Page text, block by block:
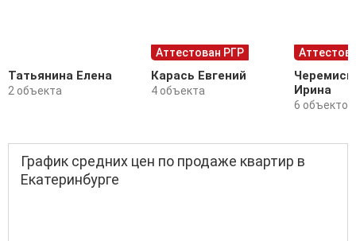
Татьянина Елена
2 объекта
Аттестован РГР
Карась Евгений
4 объекта
Ирина
6 объектов
График средних цен по продаже квартир в
Екатеринбурге